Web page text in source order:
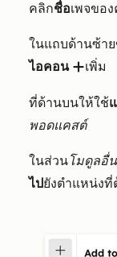
คลิกชื่อเพจขอ
ในแถบด้านซ้า
ไอคอน addเพิ่ม
ที่ด้านบนให้ใช้
พอดแคสต์
ในส่วนโมดูลอื่
ไปยังตำแหน่งที่